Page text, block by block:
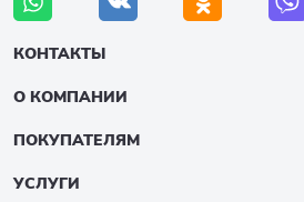
КОНТАКТЫ
О КОМПАНИИ
ПОКУПАТЕЛЯМ
УСЛУГИ